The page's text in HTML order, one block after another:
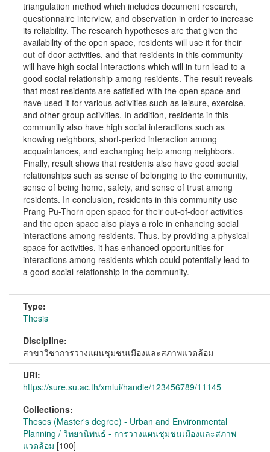
triangulation method which includes document research,
questionnaire interview, and observation in order to increase
its reliability. The research hypotheses are that given the
availability of the open space, residents will use it for their
out-of-door activities, and that residents in this community
will have high social Interactions which will in turn lead to a
good social relationship among residents. The result reveals
that most residents are satisfied with the open space and
have used it for various activities such as leisure, exercise,
and other group activities. In addition, residents in this
community also have high social interactions such as
knowing neighbors, short-period interaction among
acquaintances, and exchanging help among neighbors.
Finally, result shows that residents also have good social
relationships such as sense of belonging to the community,
sense of being home, safety, and sense of trust among
residents. In conclusion, residents in this community use
Prang Pu-Thorn open space for their out-of-door activities
and the open space also plays a role in enhancing social
interactions among residents. Thus, by providing a physical
space for activities, it has enhanced opportunities for
interactions among residents which could potentially lead to
a good social relationship in the community.
Type:
Thesis
Discipline:
สาขาวิชาการวางแผนชุมชนเมืองและสภาพแวดล้อม
URI:
https://sure.su.ac.th/xmlui/handle/123456789/11145
Collections:
Theses (Master's degree) - Urban and Environmental
Planning / วิทยานิพนธ์ - การวางแผนชุมชนเมืองและสภาพ
แวดล้อม [100]